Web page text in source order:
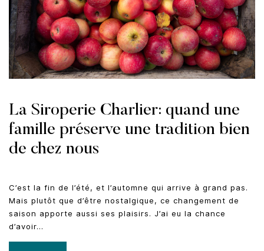
La Siroperie Charlier: quand une
famille préserve une tradition bien
de chez nous
C’est la fin de l’été, et l’automne qui arrive à grand pas.
Mais plutôt que d’être nostalgique, ce changement de
saison apporte aussi ses plaisirs. J’ai eu la chance
d’avoir…